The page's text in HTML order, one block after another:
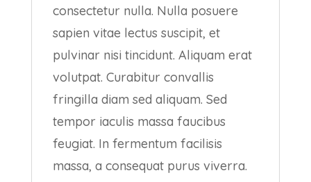
consectetur nulla. Nulla posuere
sapien vitae lectus suscipit, et
pulvinar nisi tincidunt. Aliquam erat
volutpat. Curabitur convallis
fringilla diam sed aliquam. Sed
tempor iaculis massa faucibus
feugiat. In fermentum facilisis
massa, a consequat purus viverra.